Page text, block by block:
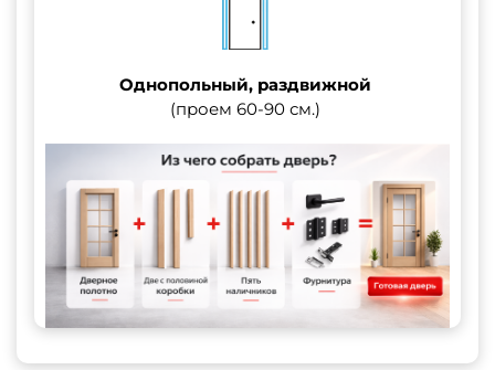
Однопольный, раздвижной
(проем 60-90 см.)